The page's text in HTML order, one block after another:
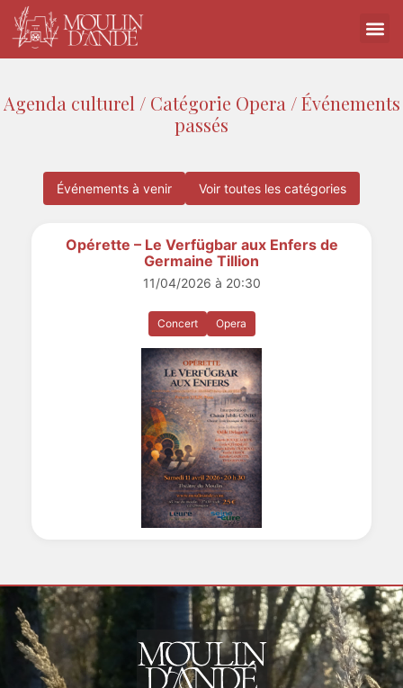
Agenda culturel / Catégorie Opera / Événements
passés
Événements à venir Voir toutes les catégories
Opérette – Le Verfügbar aux Enfers de
Germaine Tillion
11/04/2026 à 20:30
Concert Opera